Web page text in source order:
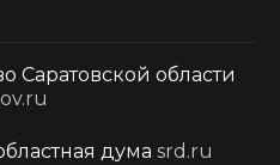
Саратовской области
дума srd.ru